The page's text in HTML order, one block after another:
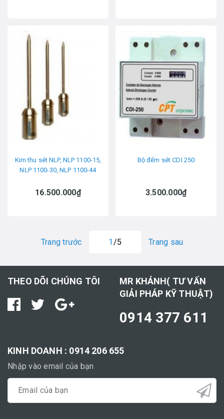
Kim thu sét NLP, NLP 1100-15,
NLP 1100-30, NLP 1100-44
16.500.000₫
Bộ đếm sét CDI 250
3.500.000₫
Trang trước 1 /5 Trang sau
THEO DÕI CHÚNG TÔI
MR KHÁNH( TƯ VẤN
GIẢI PHÁP KỸ THUẬT)
0914 377 611
KINH DOANH : 0914 206 655
Nhập vào email của bạn